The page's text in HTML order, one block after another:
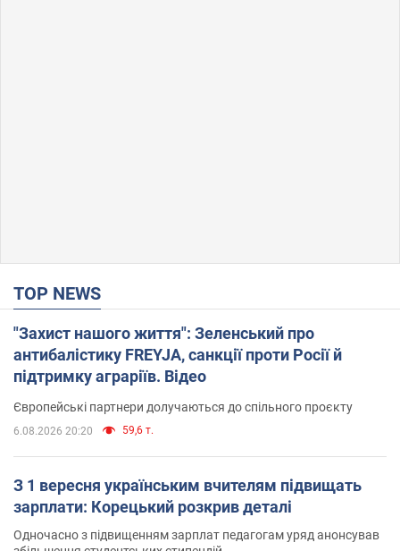
TOP NEWS
"Захист нашого життя": Зеленський про
антибалістику FREYJA, санкції проти Росії й
підтримку аграріїв. Відео
Європейські партнери долучаються до спільного проєкту
6.08.2026 20:20 59,6 т.
З 1 вересня українським вчителям підвищать
зарплати: Корецький розкрив деталі
Одночасно з підвищенням зарплат педагогам уряд анонсував